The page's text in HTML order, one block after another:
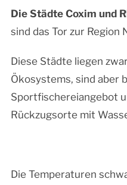
Die Städte Coxim und
sind das Tor zur Region
Diese Städte liegen
Ökosystems, sind aber
Sportfischereiangebot
Rückzugsorte mit
Die Temperaturen